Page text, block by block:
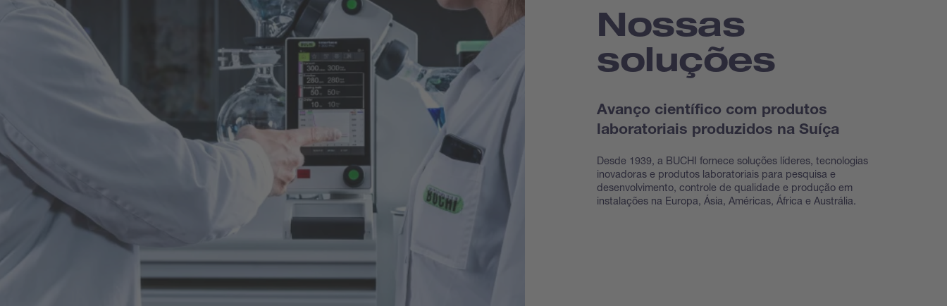
Nossas
soluções
Avanço científico com produtos
laboratoriais produzidos na Suíça
Desde 1939, a BUCHI fornece soluções líderes, tecnologias
inovadoras e produtos laboratoriais para pesquisa e
desenvolvimento, controle de qualidade e produção em
instalações na Europa, Ásia, Américas, África e Austrália.